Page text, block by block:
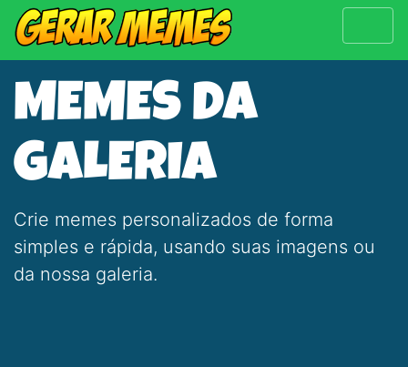
MEMES DA
GALERIA
Crie memes personalizados de forma
simples e rápida, usando suas imagens ou
da nossa galeria.